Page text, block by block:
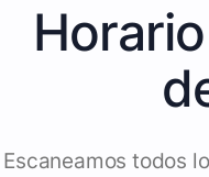
Escaneamos todos